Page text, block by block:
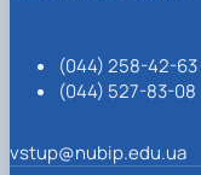
(044) 258-42-63
(044) 527-83-08
vstup@nubip.edu.ua